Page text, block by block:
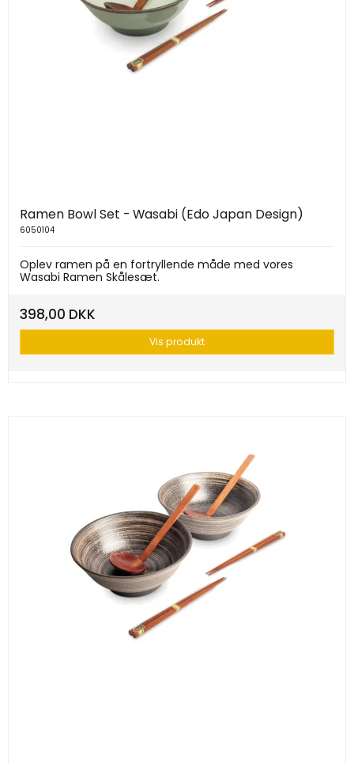
Ramen Bowl Set - Wasabi (Edo Japan Design)
6050104
Oplev ramen på en fortryllende måde med vores
Wasabi Ramen Skålesæt.
398,00 DKK
Vis produkt